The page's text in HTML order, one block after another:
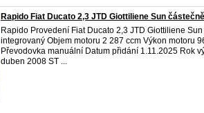
Rapido Fiat Ducato 2,3 JTD Giottiliene Sun
Rapido Provedení Fiat Ducato 2,3 JTD Giottiliene
integrovaný Objem motoru 2 287 ccm Výkon motoru
Převodovka manuální Datum přidání 1.11.2025 Rok
duben 2008 ST ...